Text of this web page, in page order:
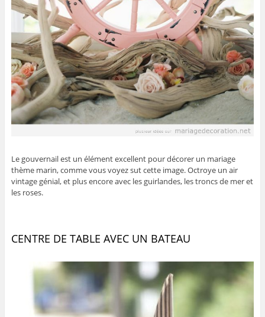
Le gouvernail est un élément excellent pour décorer un mariage
thème marin, comme vous voyez sut cette image. Octroye un air
vintage génial, et plus encore avec les guirlandes, les troncs de mer et
les roses.
CENTRE DE TABLE AVEC UN BATEAU